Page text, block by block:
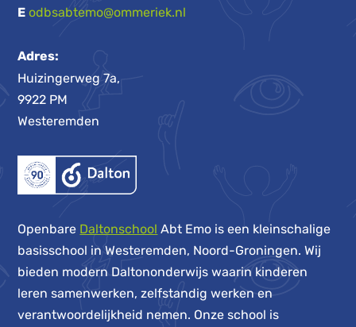
E odbsabtemo@ommeriek.nl
Adres:
Huizingerweg 7a,
9922 PM
Westeremden
Openbare Daltonschool Abt Emo is een kleinschalige
basisschool in Westeremden, Noord-Groningen. Wij
bieden modern Daltononderwijs waarin kinderen
leren samenwerken, zelfstandig werken en
verantwoordelijkheid nemen. Onze school is